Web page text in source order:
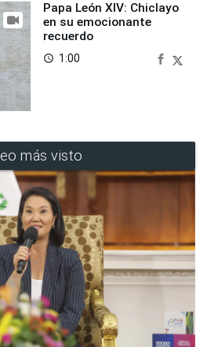
Papa León XIV: Chiclayo
en su emocionante
recuerdo
access_time 1:00
más visto